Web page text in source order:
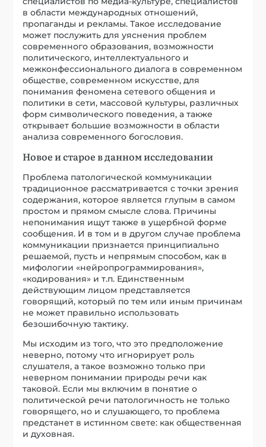
в области международных отношений,
пропаганды и рекламы. Такое исследование
может послужить для уяснения проблем
современного образования, возможности
политического, интеллектуального и
межконфессионального диалога в современном
обществе, современном искусстве, для
понимания феномена сетевого общения и
политики в сети, массовой культуры, различных
форм символического поведения, а также
открывает большие возможности в области
анализа современного богословия.
Новое и старое в данном исследовании
Проблема патологической коммуникации
традиционное рассматривается с точки зрения
содержания, которое является глупым в самом
простом и прямом смысле слова. Причины
непонимания ищут также в ущербной форме
сообщения. И в том и в другом случае проблема
коммуникации признается принципиально
решаемой, пусть и непрямым способом, как в
мифологии «нейропрограммирования»,
«кодирования» и т.п. Единственным
действующим лицом представляется
говорящий, который по тем или иным причинам
не может правильно использовать
безошибочную тактику.
Мы исходим из того, что это предположение
неверно, потому что игнорирует роль
слушателя, а такое возможно только при
неверном понимании природы речи как
таковой. Если мы включим в понятие о
политической речи патологичность не только
говорящего, но и слушающего, то проблема
предстанет в истинном свете: как общественная
и духовная.